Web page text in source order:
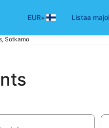
EUR• Listaa
Sotkamo